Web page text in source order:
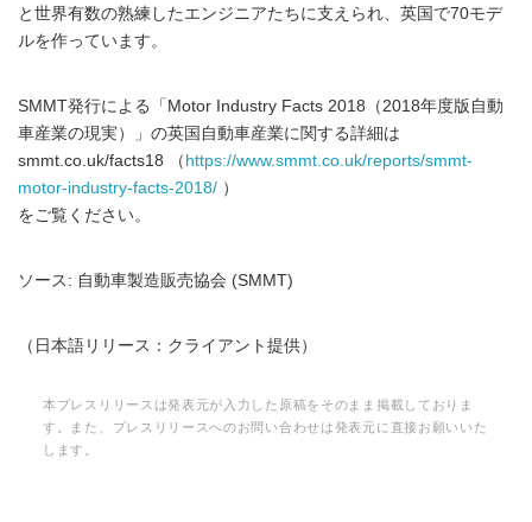
と世界有数の熟練したエンジニアたちに支えられ、英国で70モデ
ルを作っています。
SMMT発行による「Motor Industry Facts 2018（2018年度版自動
車産業の現実）」の英国自動車産業に関する詳細は
smmt.co.uk/facts18 （ https://www.smmt.co.uk/reports/smmt-
motor-industry-facts-2018/ ）
をご覧ください。
ソース: 自動車製造販売協会 (SMMT)
（日本語リリース：クライアント提供）
本プレスリリースは発表元が入力した原稿をそのまま掲載しておりま
す。また、プレスリリースへのお問い合わせは発表元に直接お願いいた
します。